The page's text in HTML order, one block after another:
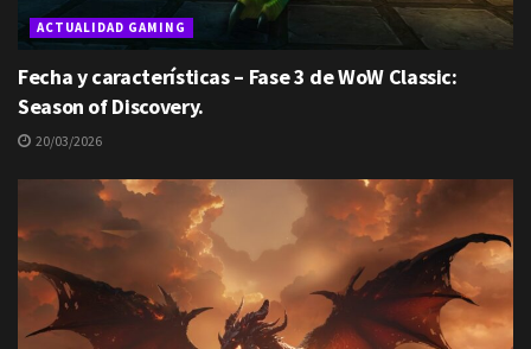
ACTUALIDAD GAMING
Fecha y características – Fase 3 de WoW Classic:
Season of Discovery.
20/03/2026